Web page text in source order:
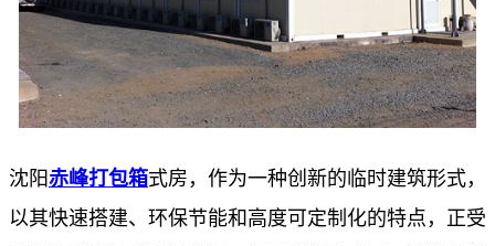
沈阳赤峰打包箱式房，作为一种创新的临时建筑形式，
以其快速搭建、环保节能和高度可定制化的特点，正受